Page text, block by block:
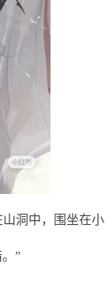
洞中，围坐在
”